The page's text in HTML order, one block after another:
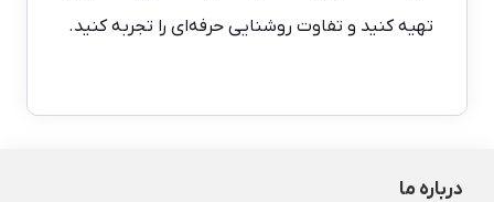
تهیه کنید و تفاوت روشنایی حرفه‌ای را تجربه کنید.
درباره ما